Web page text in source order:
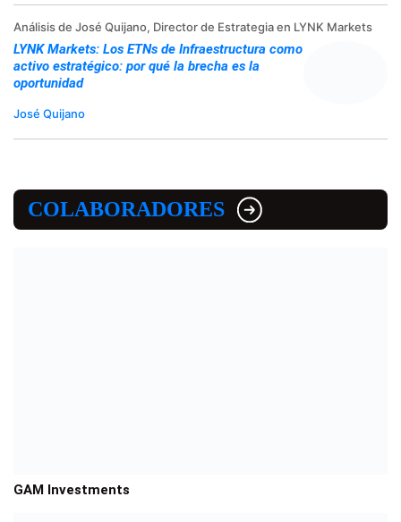
Análisis de José Quijano, Director de Estrategia en LYNK Markets
LYNK Markets: Los ETNs de Infraestructura como
activo estratégico: por qué la brecha es la
oportunidad
José Quijano
COLABORADORES
GAM Investments